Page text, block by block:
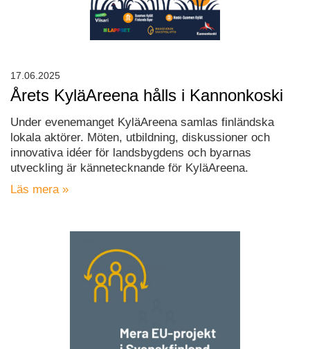
Årets KyläAreena hålls i Kannonkoski
Under evenemanget KyläAreena samlas finländska
lokala aktörer. Möten, utbildning, diskussioner och
innovativa idéer för landsbygdens och byarnas
utveckling är kännetecknande för KyläAreena.
Läs mera »
17.06.2025